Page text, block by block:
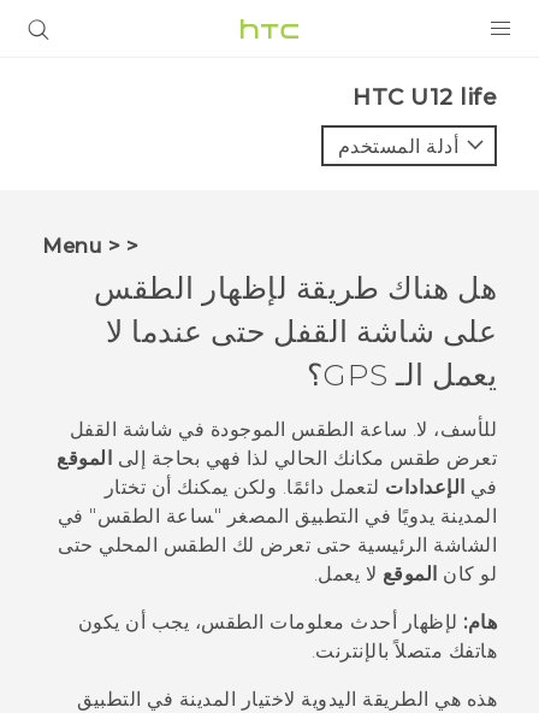
VIVE
VIVERSE
البرامج + التطبيقات
الدعم
أجهزة HTC والملحقات
HTC U12 life‎
أدلة المستخدم
< < Menu
هل هناك طريقة لإظهار الطقس
على شاشة القفل حتى عندما لا
يعمل الـ GPS؟
للأسف، لا. ساعة الطقس الموجودة في شاشة القفل
تعرض طقس مكانك الحالي لذا فهي بحاجة إلى
الموقع
في الإعدادات لتعمل دائمًا. ولكن يمكنك أن تختار
المدينة يدويًا في التطبيق المصغر "‍ساعة الطقس"‍ في
الشاشة الرئيسية حتى تعرض لك الطقس المحلي حتى
لو كان الموقع لا يعمل.
هام: لإظهار أحدث معلومات الطقس، يجب أن يكون
هاتفك متصلاً بالإنترنت.
هذه هي الطريقة اليدوية لاختيار المدينة في التطبيق